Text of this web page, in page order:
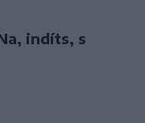
indíts, s